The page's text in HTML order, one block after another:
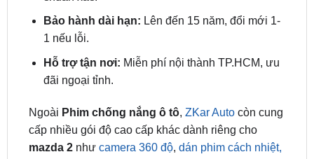
Phòng dán khép kín:
Bảo hành dài hạn:
Hỗ trợ tận nơi:Miễn phí nội thành TP.HCM, ưu
đãi ngoại tỉnh.